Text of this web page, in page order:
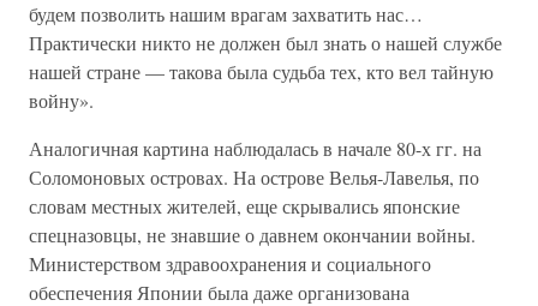
будем позволить нашим врагам захватить нас…
Практически никто не должен был знать о нашей службе
нашей стране — такова была судьба тех, кто вел тайную
войну».
Аналогичная картина наблюдалась в начале 80-х гг. на
Соломоновых островах. На острове Велья-Лавелья, по
словам местных жителей, еще скрывались японские
спецназовцы, не знавшие о давнем окончании войны.
Министерством здравоохранения и социального
обеспечения Японии была даже организована